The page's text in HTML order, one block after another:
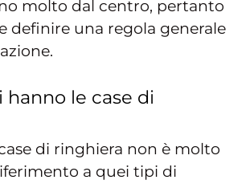
molto dal centro, pertanto
definire una regola generale
hanno le case di
case di ringhiera non è molto
a quei tipi di